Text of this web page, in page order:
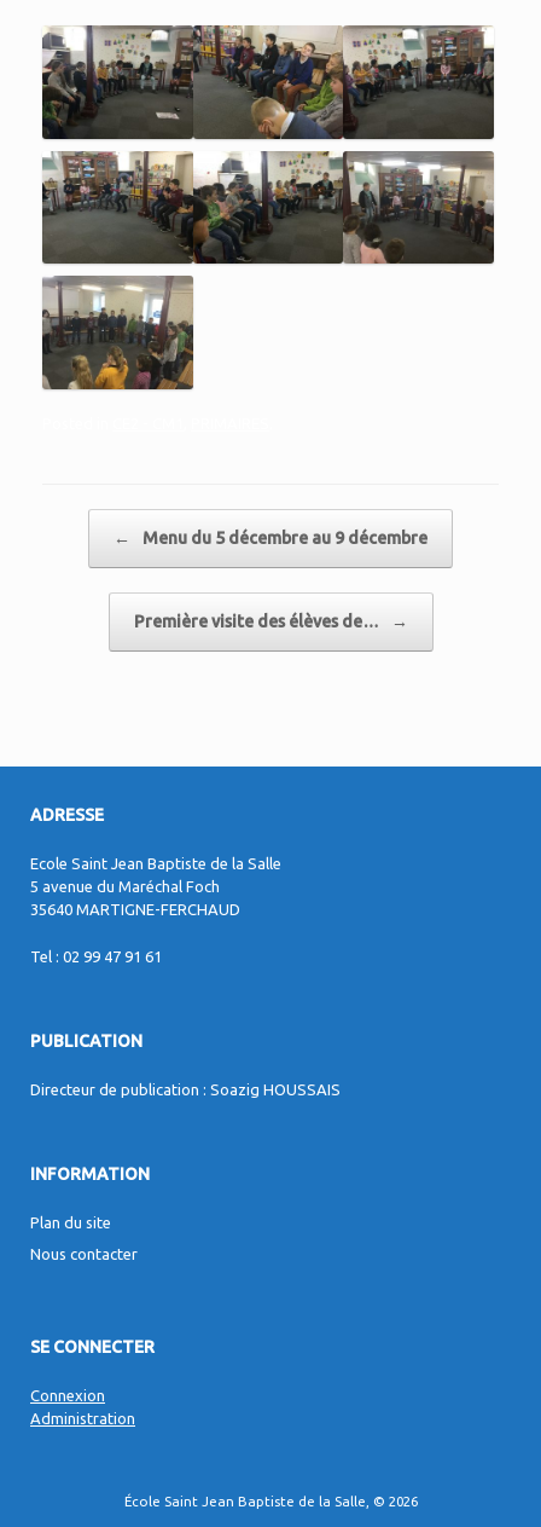
← Menu du 5 décembre au 9 décembre
Première visite des élèves de… →
ADRESSE
Ecole Saint Jean Baptiste de la Salle
5 avenue du Maréchal Foch
35640 MARTIGNE-FERCHAUD
Tel : 02 99 47 91 61
PUBLICATION
Directeur de publication : Soazig HOUSSAIS
INFORMATION
Plan du site
Nous contacter
SE CONNECTER
Connexion
Administration
École Saint Jean Baptiste de la Salle, © 2026